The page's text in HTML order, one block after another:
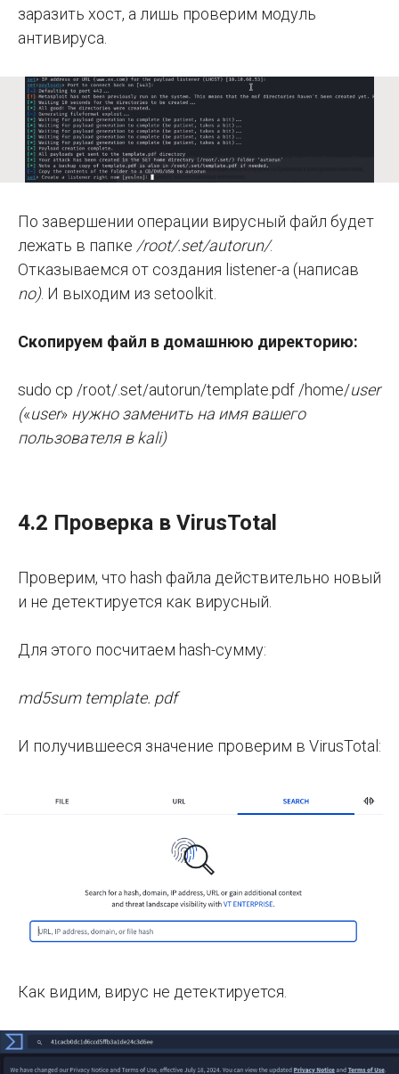
заразить хост, а лишь проверим модуль
антивируса.
По завершении операции вирусный файл будет
лежать в папке /root/.set/autorun/.
Отказываемся от создания listener-а (написав
no). И выходим из setoolkit.
Скопируем файл в домашнюю директорию:
sudo cp /root/.set/autorun/template.pdf /home/user
(«user» нужно заменить на имя вашего
пользователя в kali)
4.2 Проверка в VirusTotal
Проверим, что hash файла действительно новый
и не детектируется как вирусный.
Для этого посчитаем hash-сумму:
md5sum template. pdf
И получившееся значение проверим в VirusTotal:
Как видим, вирус не детектируется.